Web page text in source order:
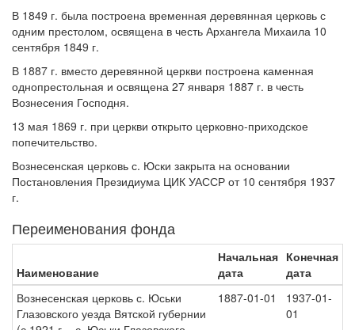
В 1849 г. была построена временная деревянная церковь с
одним престолом, освящена в честь Архангела Михаила 10
сентября 1849 г.
В 1887 г. вместо деревянной церкви построена каменная
однопрестольная и освящена 27 января 1887 г. в честь
Вознесения Господня.
13 мая 1869 г. при церкви открыто церковно-приходское
попечительство.
Вознесенская церковь с. Юски закрыта на основании
Постановления Президиума ЦИК УАССР от 10 сентября 1937
г.
Переименования фонда
Наименование
Начальная
дата
Конечная
дата
Вознесенская церковь с. Юськи
Глазовского уезда Вятской губернии
1887-01-01
1937-01-
01